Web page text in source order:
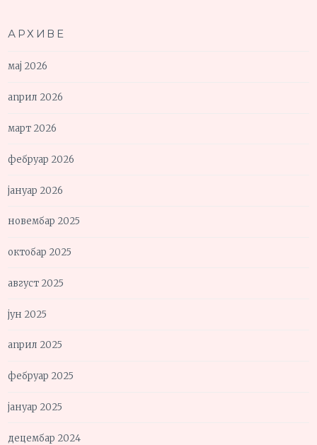
АРХИВЕ
мај 2026
април 2026
март 2026
фебруар 2026
јануар 2026
новембар 2025
октобар 2025
август 2025
јун 2025
април 2025
фебруар 2025
јануар 2025
децембар 2024